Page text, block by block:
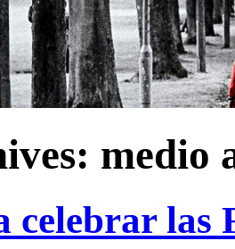
medio
celebrar las